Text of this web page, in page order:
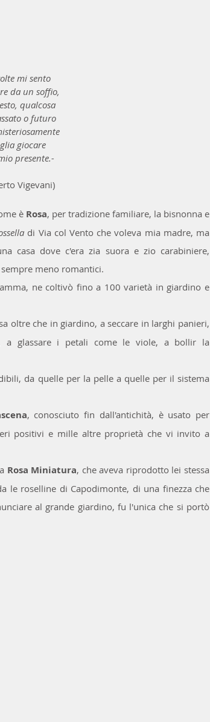
mi sento
da un soffio,
qualcosa
o futuro
giocare
presente.-
Vigevani)
è Rosa, per tradizione familiare, la bisnonna e
di Via col Vento che voleva mia madre, ma
casa dove c'era zia suora e zio carabiniere,
meno romantici.
ne coltivò fino a 100 varietà in giardino e
oltre che in giardino, a seccare in larghi panieri,
a glassare i petali come le viole, a bollir la
da quelle per la pelle a quelle per il sistema
, conosciuto fin dall'antichità, è usato per
positivi e mille altre proprietà che vi invito a
Rosa Miniatura, che aveva riprodotto lei stessa
le roselline di Capodimonte, di una finezza che
al grande giardino, fu l'unica che si portò